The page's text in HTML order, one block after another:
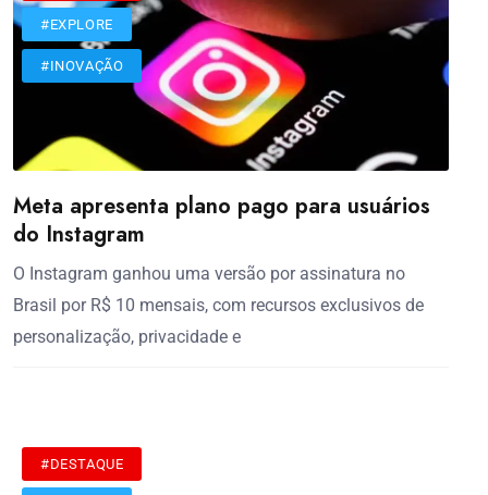
#EXPLORE
#INOVAÇÃO
Meta apresenta plano pago para usuários
do Instagram
O Instagram ganhou uma versão por assinatura no
Brasil por R$ 10 mensais, com recursos exclusivos de
personalização, privacidade e
#DESTAQUE